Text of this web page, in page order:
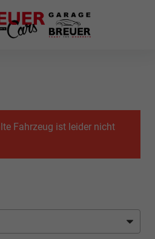
Fahrzeug ist leider nicht